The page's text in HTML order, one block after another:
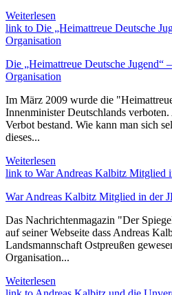
Weiterlesen
link to Die „Heimattreue Deutsche
Organisation
Die „Heimattreue Deutsche Jugend“
Organisation
Im März 2009 wurde die
Innenminister Deutschlands
Verbot bestand. Wie kann man sich
dieses...
Weiterlesen
link to War Andreas Kalbitz Mitglied
War Andreas Kalbitz Mitglied in der
Das Nachrichtenmagazin "Der
auf seiner Webseite dass Andreas
Landsmannschaft Ostpreußen
Organisation...
Weiterlesen